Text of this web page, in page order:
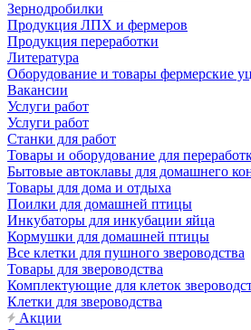
Зернодробилки
Продукция ЛПХ и фермеров
Продукция переработки
Литература
Оборудование и товары фермерские
Вакансии
Услуги работ
Услуги работ
Станки для работ
Товары и оборудование для
Бытовые автоклавы для домашнего
Товары для дома и отдыха
Поилки для домашней птицы
Инкубаторы для инкубации яйца
Кормушки для домашней птицы
Все клетки для пушного звероводства
Товары для звероводства
Комплектующие для клеток
Клетки для звероводства
Акции